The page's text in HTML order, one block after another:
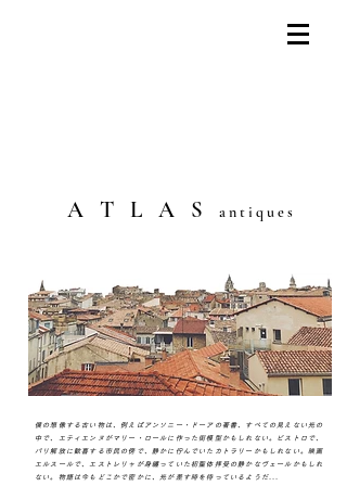
​A T L A S a n t i q u e s
僕の想像する古い物は、例えばアンソニー・ドーアの著書、すべての見えない光の
中で、エティエンヌがマリー・ロールに作った街模型かもしれない。ビストロで、
パリ解放に歓喜する市民の傍で、静かに佇んでいたカトラリーかもしれない。映画
エルスールで、エストレリャが身纏っていた初聖体拝受の静かなヴェールかもしれ
ない。物語は今もどこかで密かに、光が差す時を待っているようだ...